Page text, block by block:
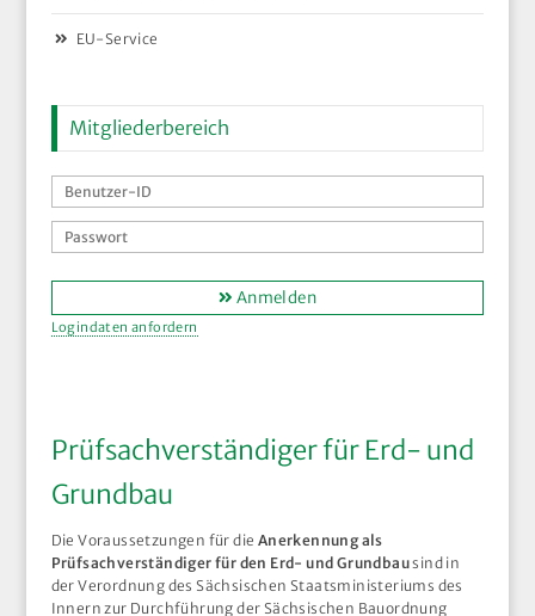
EU-Service
Mitgliederbereich
Anmelden
Logindaten anfordern
Prüfsachverständiger für Erd- und
Grundbau
Die Voraussetzungen für die Anerkennung als
Prüfsachverständiger für den Erd- und Grundbausind in
der Verordnung des Sächsischen Staatsministeriums des
Innern zur Durchführung der Sächsischen Bauordnung